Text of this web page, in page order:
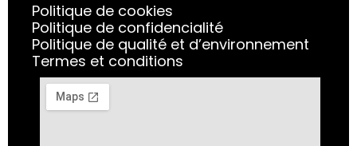
Politique de cookies
Politique de confidencialité
Politique de qualité et d’environnement
Termes et conditions